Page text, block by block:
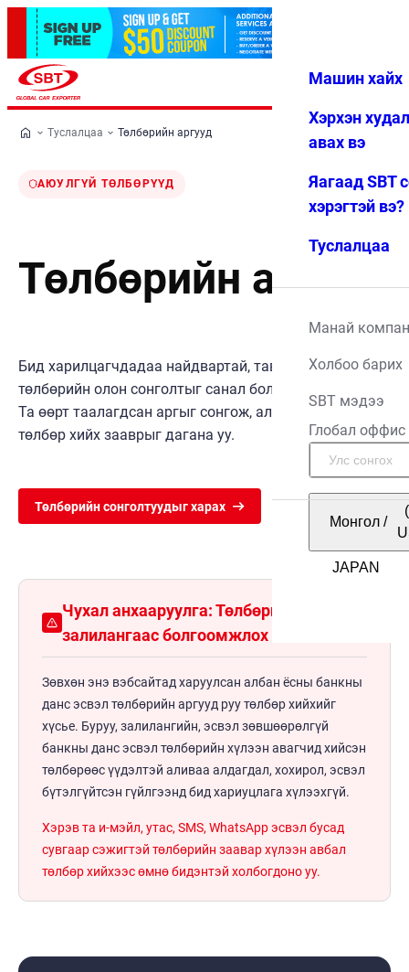
Дуртай Цэс
Машин хайх
Хэрхэн
авах вэ
Яагаад SBT
хэрэгтэй вэ?
Туслалцаа
Манай
Холбоо барих
SBT мэдээ
Глобал оффис
Монгол /
Туслалцаа Төлбөрийн аргууд
АЮУЛГҮЙ ТӨЛБӨРҮҮД
Төлбөрийн аргууд
Бид харилцагчдадаа найдвартай, тав тухтай
төлбөрийн олон сонголтыг санал болгодог.
Та өөрт таалагдсан аргыг сонгож, алхам алхмаар
төлбөр хийх зааврыг дагана уу.
Төлбөрийн сонголтуудыг харах
Чухал анхааруулга: Төлбөрийн
залилангаас болгоомжлох
Зөвхөн энэ вэбсайтад харуулсан албан ёсны банкны
данс эсвэл төлбөрийн аргууд руу төлбөр хийхийг
хүсье. Буруу, залилангийн, эсвэл зөвшөөрөлгүй
банкны данс эсвэл төлбөрийн хүлээн авагчид хийсэн
төлбөрөөс үүдэлтэй аливаа алдагдал, хохирол, эсвэл
бүтэлгүйтсэн гүйлгээнд бид хариуцлага хүлээхгүй.
Хэрэв та и-мэйл, утас, SMS, WhatsApp эсвэл бусад
сувгаар сэжигтэй төлбөрийн заавар хүлээн авбал
төлбөр хийхээс өмнө бидэнтэй холбогдоно уу.